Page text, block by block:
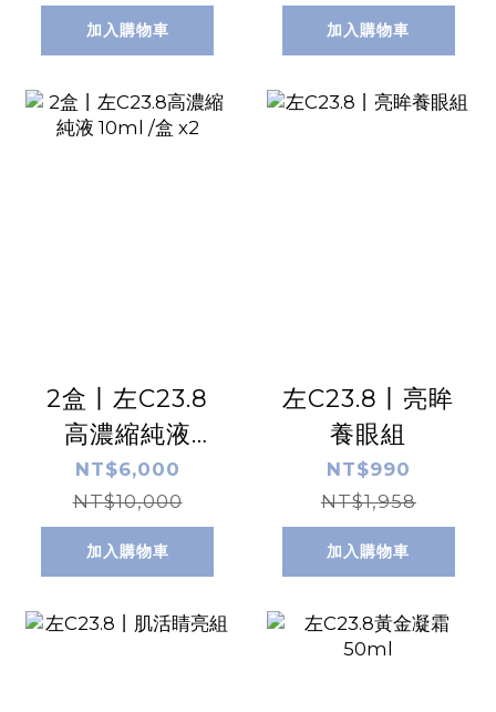
加入購物車 加入購物車
2盒丨左C23.8
高濃縮純液
10ml /盒 x2
NT$6,000
NT$10,000
加入購物車
左C23.8丨亮眸
養眼組
NT$990
NT$1,958
加入購物車